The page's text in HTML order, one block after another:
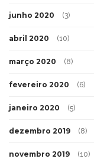
junho 2020 (3)
abril 2020 (10)
março 2020 (8)
fevereiro 2020 (6)
janeiro 2020 (5)
dezembro 2019 (8)
novembro 2019 (10)